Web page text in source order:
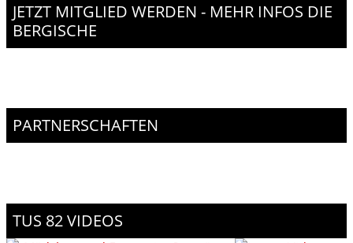
JETZT MITGLIED WERDEN - MEHR INFOS DIE
BERGISCHE
PARTNERSCHAFTEN
TUS 82 VIDEOS